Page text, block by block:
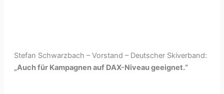
Stefan Schwarzbach – Vorstand – Deutscher Skiverband:
„Auch für Kampagnen auf DAX-Niveau geeignet.“